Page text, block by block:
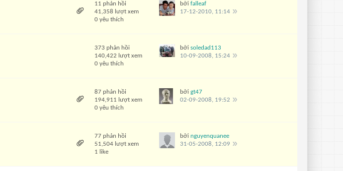
11 phản hồi
41,358 lượt xem
0 yêu thích
bởi falleaf
17-12-2010, 11:14
373 phản hồi
140,422 lượt xem
0 yêu thích
bởi soledad113
10-09-2008, 15:24
87 phản hồi
194,911 lượt xem
0 yêu thích
bởi gt47
02-09-2008, 19:52
77 phản hồi
51,504 lượt xem
1 like
bởi nguyenquanee
31-05-2008, 12:09